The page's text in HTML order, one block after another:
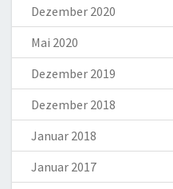
Dezember 2020
Mai 2020
Dezember 2019
Dezember 2018
Januar 2018
Januar 2017